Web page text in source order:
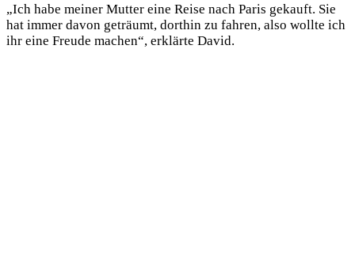
„Ich habe meiner Mutter eine Reise nach Paris gekauft. Sie
hat immer davon geträumt, dorthin zu fahren, also wollte ich
ihr eine Freude machen“, erklärte David.